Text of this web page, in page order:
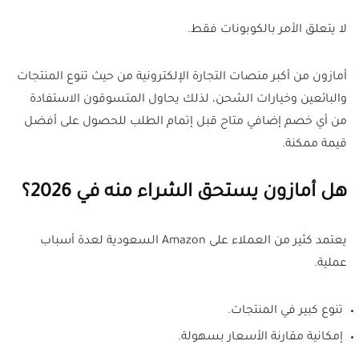
لا يتعلق الأمر بالكوبونات فقط.
أمازون من أكبر منصات التجارة الإلكترونية من حيث تنوع المنتجات
والبائعين وخيارات الشحن، لذلك يحاول المتسوقون الاستفادة
من أي خصم إضافي متاح قبل إتمام الطلب للحصول على أفضل
قيمة ممكنة.
هل أمازون يستحق الشراء منه في 2026؟
يعتمد كثير من العملاء على Amazon السعودية لعدة أسباب
عملية.
تنوع كبير في المنتجات.
إمكانية مقارنة الأسعار بسهولة.